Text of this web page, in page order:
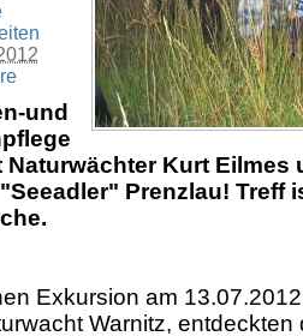
und
Naturwächter Kurt Eilmes
Prenzlau! Treff
Exkursion am
Warnitz, entdeckten